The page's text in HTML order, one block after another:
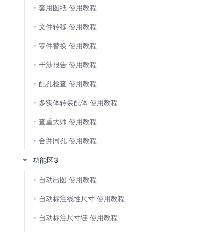
套用图纸 使用教程
文件转移 使用教程
零件替换 使用教程
干涉报告 使用教程
配孔检查 使用教程
多实体转装配体 使用教程
查重大师 使用教程
合并同孔 使用教程
功能区3
自动出图 使用教程
自动标注线性尺寸 使用教程
⾃动标注尺⼨链 使用教程